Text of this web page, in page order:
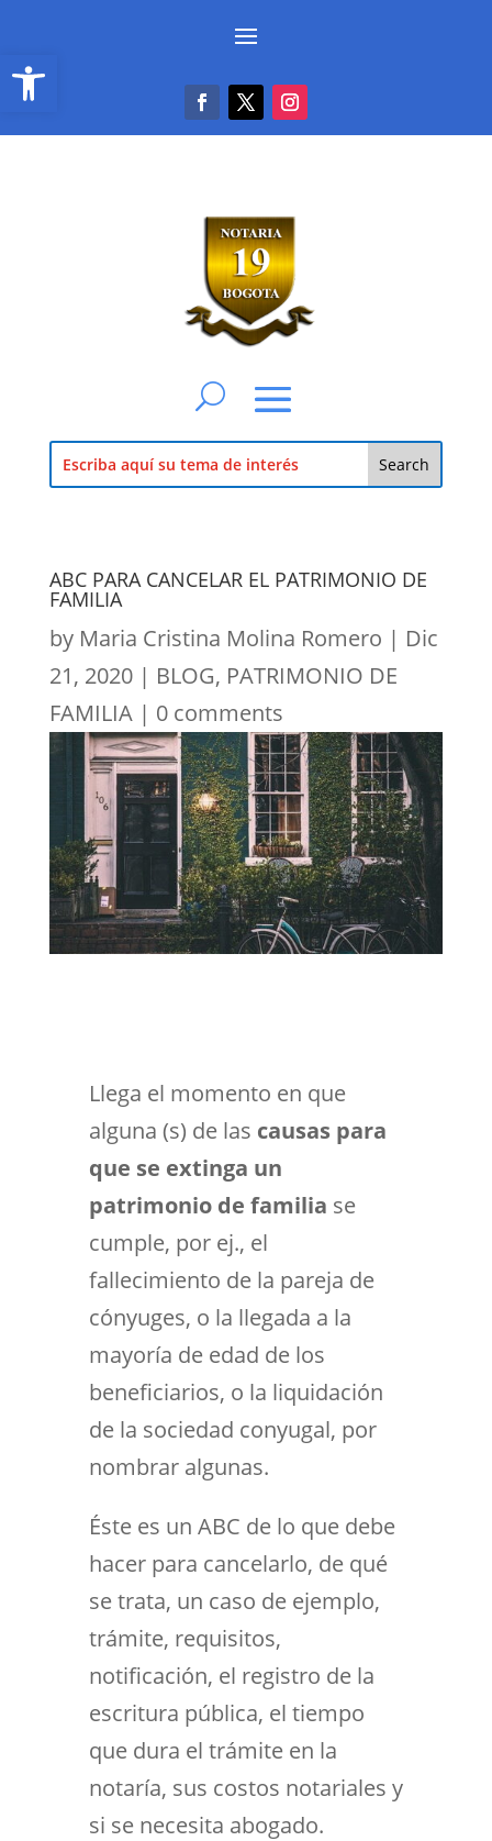
Abrir barra de herramientas
ABC PARA CANCELAR EL PATRIMONIO DE
FAMILIA
by Maria Cristina Molina Romero | Dic
21, 2020| BLOG, PATRIMONIO DE
FAMILIA| 0 comments
Llega el momento en que
alguna (s) de las causas para
que se extinga un
patrimonio de familia se
cumple, por ej., el
fallecimiento de la pareja de
cónyuges, o la llegada a la
mayoría de edad de los
beneficiarios, o la liquidación
de la sociedad conyugal, por
nombrar algunas.
Éste es un ABC de lo que debe
hacer para cancelarlo, de qué
se trata, un caso de ejemplo,
trámite, requisitos,
notificación, el registro de la
escritura pública, el tiempo
que dura el trámite en la
notaría, sus costos notariales y
si se necesita abogado.